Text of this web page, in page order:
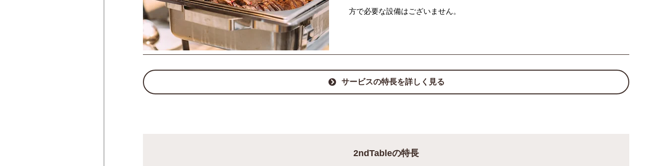
方で必要な設備はございません。
サービスの特長を詳しく見る
2ndTableの特長